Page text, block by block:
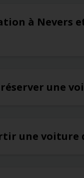
à Nevers
une
une voiture